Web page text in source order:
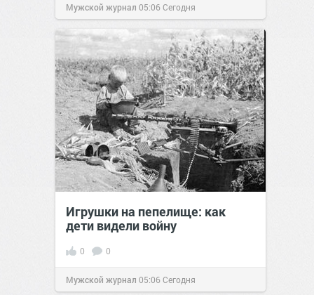
Мужской журнал 05:06Сегодня
Игрушки на пепелище: как
дети видели войну
0 0
Мужской журнал 05:06Сегодня